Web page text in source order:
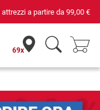
Da 42 anni i tuoi
69x